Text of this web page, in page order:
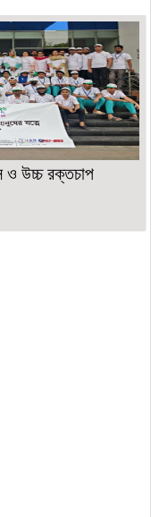
ও উচ্চ রক্তচাপ